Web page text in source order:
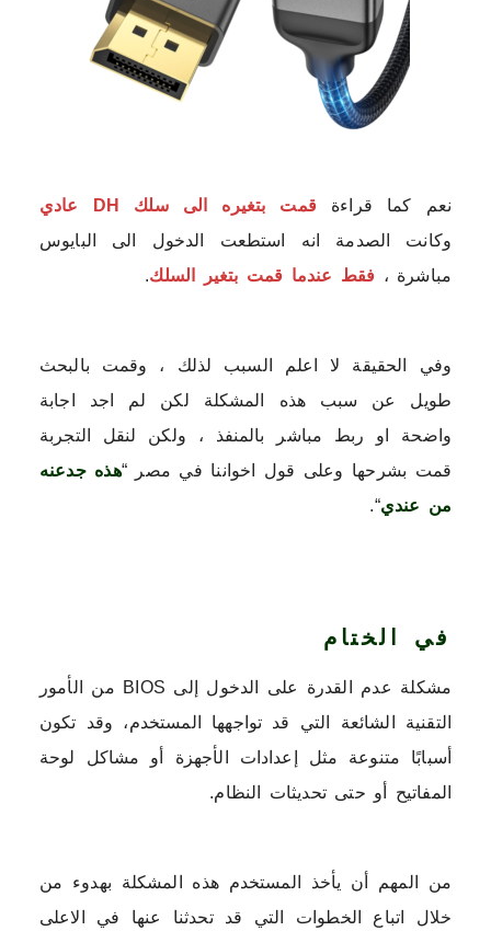
نعم كما قراءةقمت بتغيره الى سلك DH عادي
وكانت الصدمة انه استطعت الدخول الى البايوس
مباشرة ، فقط عندما قمت بتغير السلك.
وفي الحقيقة لا اعلم السبب لذلك ، وقمت بالبحث
طويل عن سبب هذه المشكلة لكن لم اجد اجابة
واضحة او ربط مباشر بالمنفذ ، ولكن لنقل التجربة
قمت بشرحها وعلى قول اخواننا في مصر “هذه جدعنه
من عندي“.
في الختام
مشكلة عدم القدرة على الدخول إلى BIOS من الأمور
التقنية الشائعة التي قد تواجهها المستخدم، وقد تكون
أسبابًا متنوعة مثل إعدادات الأجهزة أو مشاكل لوحة
المفاتيح أو حتى تحديثات النظام.
من المهم أن يأخذ المستخدم هذه المشكلة بهدوء من
خلال اتباع الخطوات التي قد تحدثنا عنها في الاعلى